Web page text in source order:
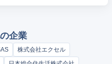
企業
株式会社エクセル